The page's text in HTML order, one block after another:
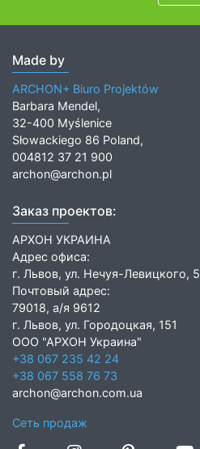
Made by
ARCHON+ Biuro Projektów
Barbara Mendel,
32-400 Myślenice
Słowackiego 86 Poland,
004812 37 21 900
archon@archon.pl
Заказ проектов:
АРХОН УКРАИНА
Адрес офиса:
г. Львов, ул. Нечуя-Левицкого, 5
Почтовый адрес:
79018, а/я 9612
г. Львов, ул. Городоцкая, 151
ООО "АРХОН Украина"
+38 067 235 42 24
+38 067 558 76 73
archon@archon.com.ua
Сеть продаж